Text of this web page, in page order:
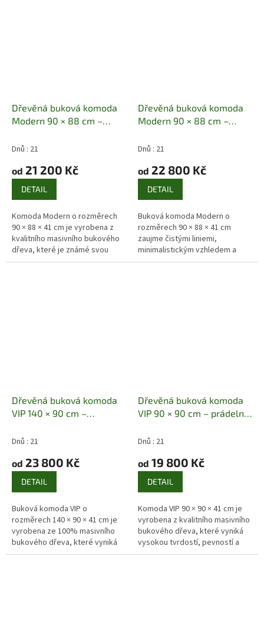
Dřevěná buková komoda
Modern 90 × 88 cm –
Masiv buk | 90 × 88 × 41
Dnů : 21
od 21 200 Kč
DETAIL
Komoda Modern o rozměrech
90 × 88 × 41 cm je vyrobena z
kvalitního masivního bukového
dřeva, které je známé svou
pevností, stabilitou a dlouhou
Dřevěná buková komoda
Modern 90 × 88 cm –
buk | 90 × 88 × 41 cm |
Dnů : 21
od 22 800 Kč
DETAIL
Buková komoda Modern o
rozměrech 90 × 88 × 41 cm
zaujme čistými liniemi,
minimalistickým vzhledem a
elegantními černými nožkami,
Dřevěná buková komoda
VIP 140 × 90 cm –
buk | 140 × 90 × 41 cm |
Dnů : 21
od 23 800 Kč
DETAIL
Buková komoda VIP o
rozměrech 140 × 90 × 41 cm je
vyrobena ze 100% masivního
bukového dřeva, které vyniká
vysokou pevností, tvrdostí a
Dřevěná buková komoda
VIP 90 × 90 cm – prádelník
90 × 41 cm | zásuvky +
Dnů : 21
od 19 800 Kč
DETAIL
Komoda VIP 90 × 90 × 41 cm je
vyrobena z kvalitního masivního
bukového dřeva, které vyniká
vysokou tvrdostí, pevností a
dlouhou životností. Díky